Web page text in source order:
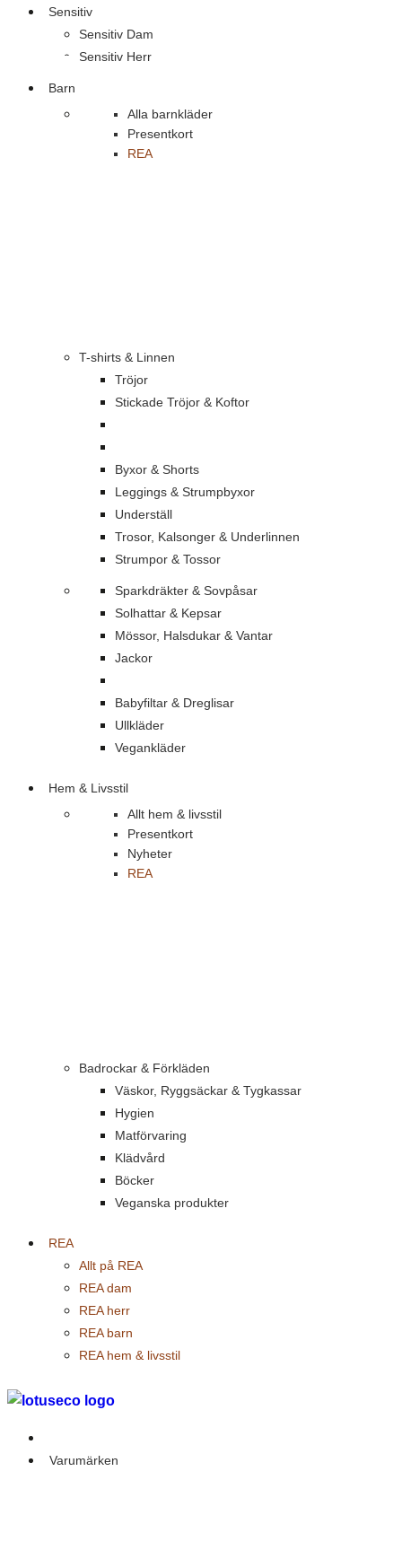
Sensitiv
Sensitiv Dam
Sensitiv Herr
Barn
Alla barnkläder
Presentkort
REA
T-shirts & Linnen
Tröjor
Stickade Tröjor & Koftor
Byxor & Shorts
Leggings & Strumpbyxor
Underställ
Trosor, Kalsonger & Underlinnen
Strumpor & Tossor
Sparkdräkter & Sovpåsar
Solhattar & Kepsar
Mössor, Halsdukar & Vantar
Jackor
Babyfiltar & Dreglisar
Ullkläder
Vegankläder
Hem & Livsstil
Allt hem & livsstil
Presentkort
Nyheter
REA
Badrockar & Förkläden
Väskor, Ryggsäckar & Tygkassar
Hygien
Matförvaring
Klädvård
Böcker
Veganska produkter
REA
Allt på REA
REA dam
REA herr
REA barn
REA hem & livsstil
Varumärken